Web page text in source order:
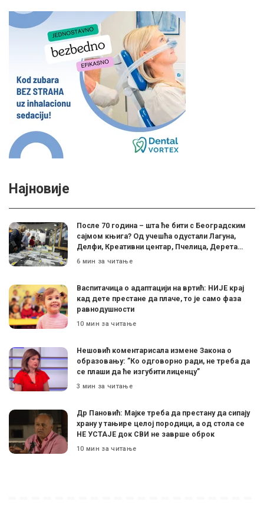
Најновије
После 70 година – шта ће бити с Београдским
сајмом књига? Од учешћа одустали Лагуна,
Делфи, Креативни центар, Пчелица, Дерета…
6 мин за читање
Васпитачица о адаптацији на вртић: НИЈЕ крај
кад дете престане да плаче, то је само фаза
равнодушности
10 мин за читање
Нешовић коментарисала измене Закона о
образовању: ”Ко одговорно ради, не треба да
се плаши да ће изгубити лиценцу”
3 мин за читање
Др Пановић: Мајке треба да престану да сипају
храну у тањире целој породици, а од стола се
НЕ УСТАЈЕ док СВИ не заврше оброк
10 мин за читање